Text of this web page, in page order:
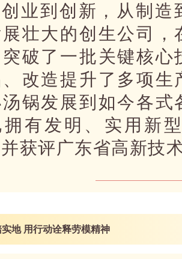
业到创新，从制
壮大的创生公司
破了一批关键核
改造提升了多项
锅发展到如今各
拥有发明、实用新
获评广东省高新技
实地 用行动诠释劳模精神